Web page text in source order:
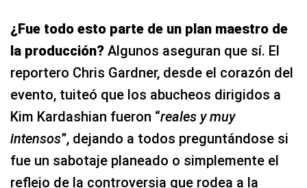
¿Fue todo esto parte de un plan maestro de
la producción? Algunos aseguran que sí. El
reportero Chris Gardner, desde el corazón del
evento, tuiteó que los abucheos dirigidos a
Kim Kardashian fueron “reales y muy
intensos”, dejando a todos preguntándose si
fue un sabotaje planeado o simplemente el
reflejo de la controversia que rodea a la